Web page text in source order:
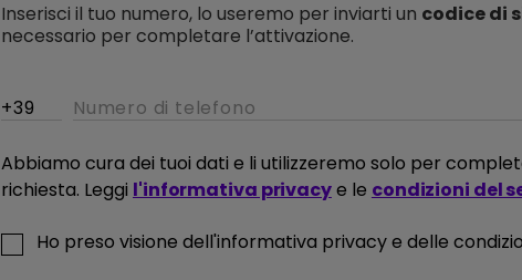
Inserisci il tuo numero, lo useremo per inviarti un codice di
necessario per completare l’attivazione.
Abbiamo cura dei tuoi dati e li utilizzeremo solo per
richiesta. Leggi l'informativa privacye le condizioni del
Ho preso visione dell'informativa privacy e delle